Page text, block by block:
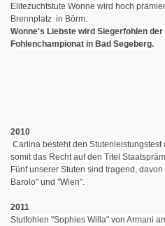
Elitezuchtstute Wonne wird hoch
Brennplatz in Börm.
Wonne's Liebste wird Siegerfohlen
Fohlenchampionat in Bad Segeberg.
2010
Carlina besteht den
somit das Recht auf den Titel
Fünf unserer Stuten sind tragend,
Barolo" und "Wien".
2011
Stutfohlen "Sophies Willa" von Armani